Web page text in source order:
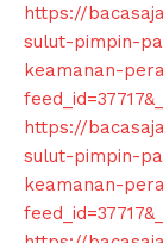
Klinik Gigi
Klinik Gigi
Klinik Gigi
Klinik Gigi
https://
sulut-pimpin-
keamanan-
https://
sulut-pimpin-
keamanan-